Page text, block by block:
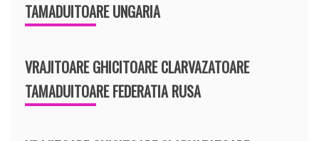
TAMADUITOARE UNGARIA
VRAJITOARE GHICITOARE CLARVAZATOARE
TAMADUITOARE FEDERATIA RUSA